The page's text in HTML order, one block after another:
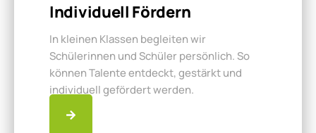
Individuell Fördern
In kleinen Klassen begleiten wir
Schülerinnen und Schüler persönlich. So
können Talente entdeckt, gestärkt und
individuell gefördert werden.